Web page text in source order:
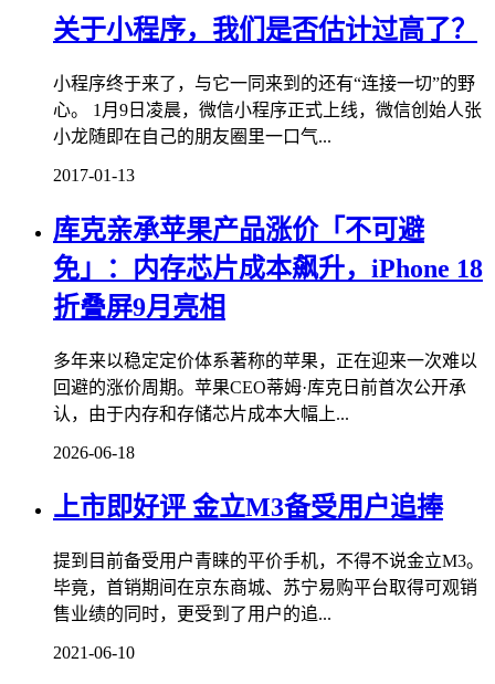
关于小程序，我们是否估计过高了？
小程序终于来了，与它一同来到的还有“连接一切”的野
心。 1月9日凌晨，微信小程序正式上线，微信创始人张
小龙随即在自己的朋友圈里一口气...
2017-01-13
库克亲承苹果产品涨价「不可避
免」：内存芯片成本飙升，iPhone 18
折叠屏9月亮相
多年来以稳定定价体系著称的苹果，正在迎来一次难以
回避的涨价周期。苹果CEO蒂姆·库克日前首次公开承
认，由于内存和存储芯片成本大幅上...
2026-06-18
上市即好评 金立M3备受用户追捧
提到目前备受用户青睐的平价手机，不得不说金立M3。
毕竟，首销期间在京东商城、苏宁易购平台取得可观销
售业绩的同时，更受到了用户的追...
2021-06-10